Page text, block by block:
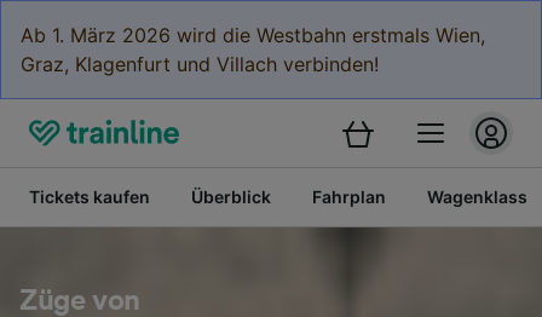
Ab 1. März 2026 wird die Westbahn erstmals Wien,
Graz, Klagenfurt und Villach verbinden!
Tickets kaufen Überblick Fahrplan
Züge von